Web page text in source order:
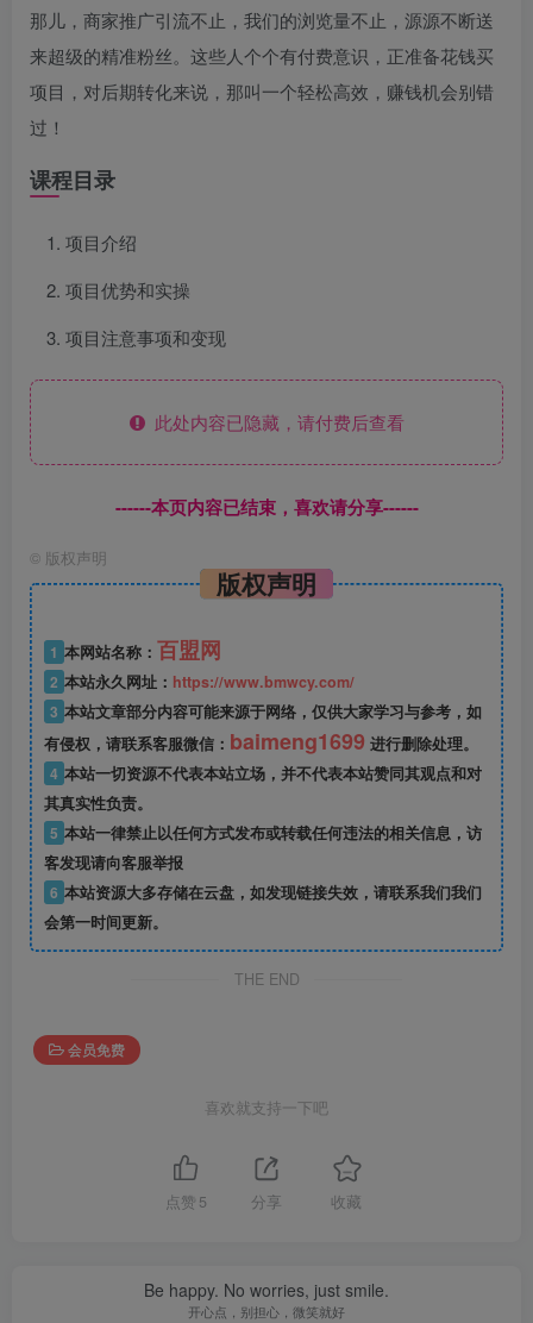
那儿，商家推广引流不止，我们的浏览量不止，源源不断送
来超级的精准粉丝。这些人个个有付费意识，正准备花钱买
项目，对后期转化来说，那叫一个轻松高效，赚钱机会别错
过！
课程目录
项目介绍
项目优势和实操
项目注意事项和变现
此处内容已隐藏，请付费后查看
------本页内容已结束，喜欢请分享------
© 版权声明
版权声明
1 本网站名称： 百盟网
2 本站永久网址： https://www.bmwcy.com/
3 本站文章部分内容可能来源于网络，仅供大家学习与参考，如
有侵权，请联系客服微信： baimeng1699 进行删除处理。
4 本站一切资源不代表本站立场，并不代表本站赞同其观点和对
其真实性负责。
5 本站一律禁止以任何方式发布或转载任何违法的相关信息，访
客发现请向客服举报
6 本站资源大多存储在云盘，如发现链接失效，请联系我们我们
会第一时间更新。
THE END
会员免费
喜欢就支持一下吧
点赞 5 分享 收藏
Be happy. No worries, just smile.
开心点，别担心，微笑就好